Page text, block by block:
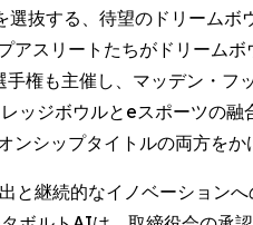
抜する、待望のドリームボ
アスリートたちがドリーム
手権も主催し、マッデン・
ッジボウルとeスポーツの
ンシップタイトルの両方をか
と継続的なイノベーション